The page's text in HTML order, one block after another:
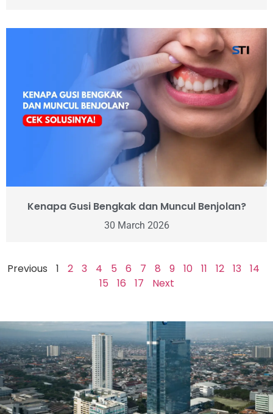
Kenapa Gusi Bengkak dan Muncul Benjolan?
30 March 2026
Previous 1 2 3 4 5 6 7 8 9 10 11 12 13
14
15
16 17 Next